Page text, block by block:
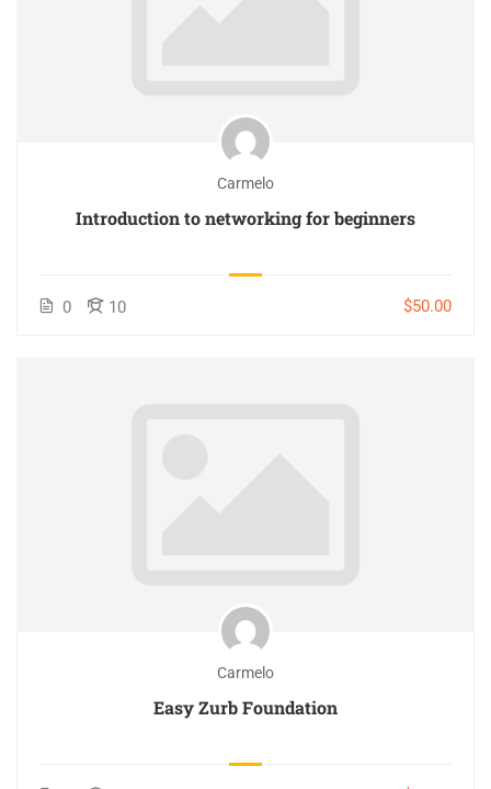
Carmelo
Introduction to networking for beginners
0 10 $50.00
Carmelo
Easy Zurb Foundation